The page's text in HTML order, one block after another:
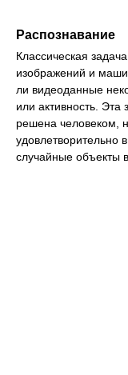
Распознавание
Классическая
изображений и
ли видеоданные
или активность. Эта
решена человеком,
удовлетворительно
случайные объекты